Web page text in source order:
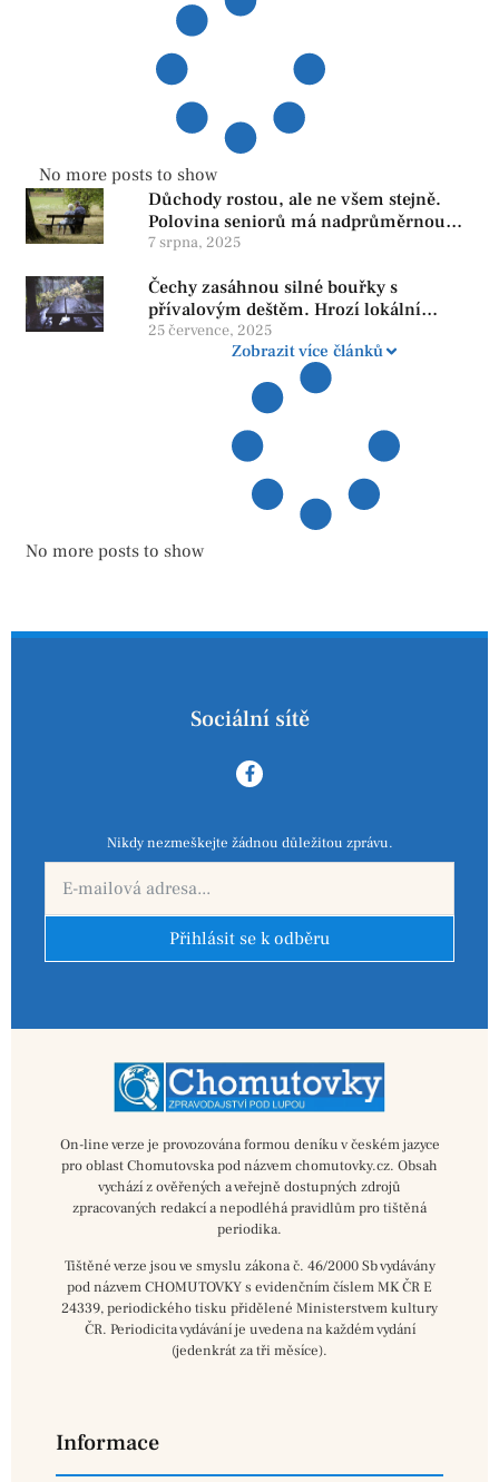
No more posts to show
Důchody rostou, ale ne všem stejně.
Polovina seniorů má nadprůměrnou
penzi, tisíce však žijí pod hranicí
reformy
7 srpna, 2025
Čechy zasáhnou silné bouřky s
přívalovým deštěm. Hrozí lokální
zatopení
25 července, 2025
Zobrazit více článků
No more posts to show
Sociální sítě
Nikdy nezmeškejte žádnou důležitou zprávu.
Přihlásit se k odběru
On-line verze je provozována formou deníku v českém jazyce
pro oblast Chomutovska pod názvem chomutovky.cz. Obsah
vychází z ověřených a veřejně dostupných zdrojů
zpracovaných redakcí a nepodléhá pravidlům pro tištěná
periodika.
Tištěné verze jsou ve smyslu zákona č. 46/2000 Sb vydávány
pod názvem CHOMUTOVKY s evidenčním číslem MK ČR E
24339, periodického tisku přidělené Ministerstvem kultury
ČR. Periodicita vydávání je uvedena na každém vydání
(jedenkrát za tři měsíce).
Informace